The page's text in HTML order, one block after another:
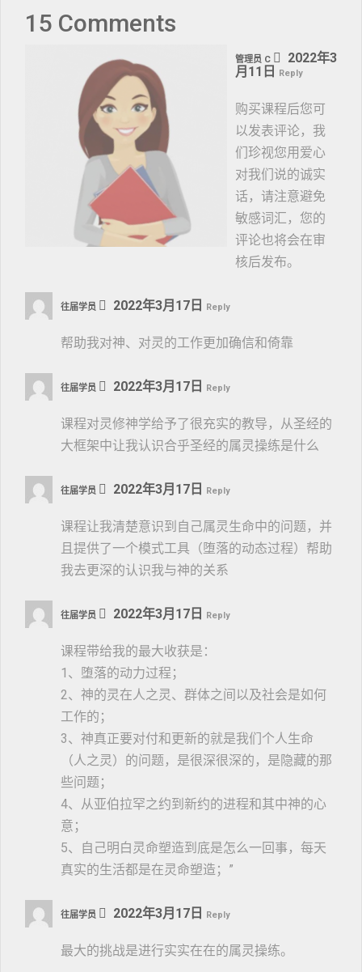
15 Comments
管理员 C
2022年3
月11日
Reply
购买课程后您可
以发表评论，我
们珍视您用爱心
对我们说的诚实
话，请注意避免
敏感词汇，您的
评论也将会在审
核后发布。
往届学员 2022年3月17日 Reply
帮助我对神、对灵的工作更加确信和倚靠
往届学员 2022年3月17日 Reply
课程对灵修神学给予了很充实的教导，从圣经的
大框架中让我认识合乎圣经的属灵操练是什么
往届学员 2022年3月17日 Reply
课程让我清楚意识到自己属灵生命中的问题，并
且提供了一个模式工具（堕落的动态过程）帮助
我去更深的认识我与神的关系
往届学员 2022年3月17日 Reply
课程带给我的最大收获是：
1、堕落的动力过程；
2、神的灵在人之灵、群体之间以及社会是如何
工作的；
3、神真正要对付和更新的就是我们个人生命
（人之灵）的问题，是很深很深的，是隐藏的那
些问题；
4、从亚伯拉罕之约到新约的进程和其中神的心
意；
5、自己明白灵命塑造到底是怎么一回事，每天
真实的生活都是在灵命塑造；”
往届学员 2022年3月17日 Reply
最大的挑战是进行实实在在的属灵操练。